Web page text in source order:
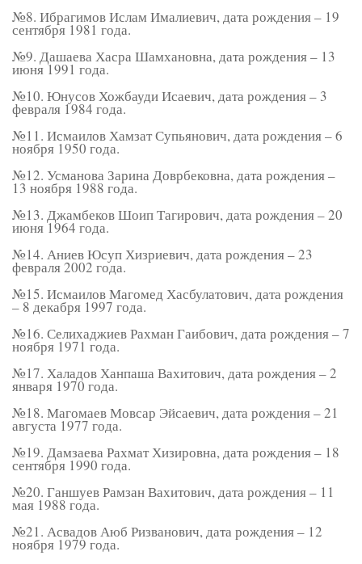
№8. Ибрагимов Ислам Ималиевич, дата рождения – 19
сентября 1981 года.
№9. Дашаева Хасра Шамхановна, дата рождения – 13
июня 1991 года.
№10. Юнусов Хожбауди Исаевич, дата рождения – 3
февраля 1984 года.
№11. Исмаилов Хамзат Супьянович, дата рождения – 6
ноября 1950 года.
№12. Усманова Зарина Доврбековна, дата рождения –
13 ноября 1988 года.
№13. Джамбеков Шоип Тагирович, дата рождения – 20
июня 1964 года.
№14. Аниев Юсуп Хизриевич, дата рождения – 23
февраля 2002 года.
№15. Исмаилов Магомед Хасбулатович, дата рождения
– 8 декабря 1997 года.
№16. Селихаджиев Рахман Гаибович, дата рождения – 7
ноября 1971 года.
№17. Халадов Ханпаша Вахитович, дата рождения – 2
января 1970 года.
№18. Магомаев Мовсар Эйсаевич, дата рождения – 21
августа 1977 года.
№19. Дамзаева Рахмат Хизировна, дата рождения – 18
сентября 1990 года.
№20. Ганшуев Рамзан Вахитович, дата рождения – 11
мая 1988 года.
№21. Асвадов Аюб Ризванович, дата рождения – 12
ноября 1979 года.